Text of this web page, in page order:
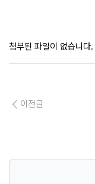
첨부된 파일이 없습니다.
이전글